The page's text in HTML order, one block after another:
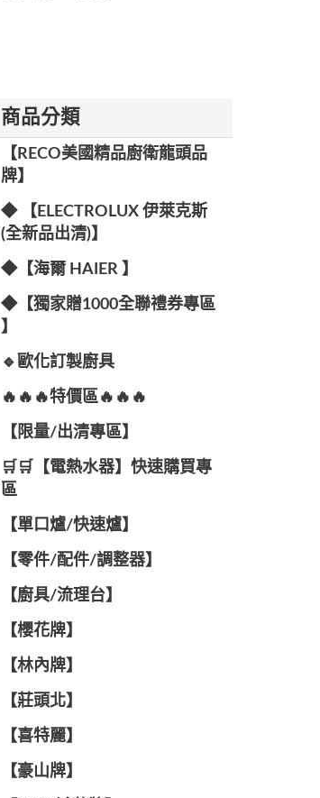
商品分類
【RECO美國精品廚衛龍頭品
牌】
◆ 【ELECTROLUX 伊萊克斯
(全新品出清)】
◆【海爾 HAIER 】
◆【獨家贈1000全聯禮券專區
】
🔹歐化訂製廚具
🔥🔥🔥特價區🔥🔥🔥
【限量/出清專區】
🛒🛒【電熱水器】快速購買專
區
【單口爐/快速爐】
【零件/配件/調整器】
【廚具/流理台】
【櫻花牌】
【林內牌】
【莊頭北】
【喜特麗】
【豪山牌】